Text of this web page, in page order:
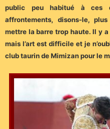
public peu habitué à ces
affrontements, disons-le,
mettre la barre trop haute. Il y
mais l’art est difficile et je
club taurin de Mimizan pour le